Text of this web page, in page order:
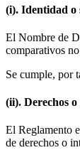
(i). Identidad o
El Nombre de
comparativos
Se cumple, por
(ii). Derechos o
El Reglamento
de derechos o